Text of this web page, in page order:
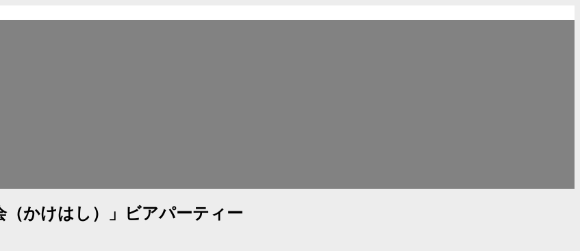
（かけはし）」ビアパーティー